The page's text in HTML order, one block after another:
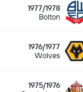
1977/1978
Bolton
1976/1977
Wolves
1975/1976